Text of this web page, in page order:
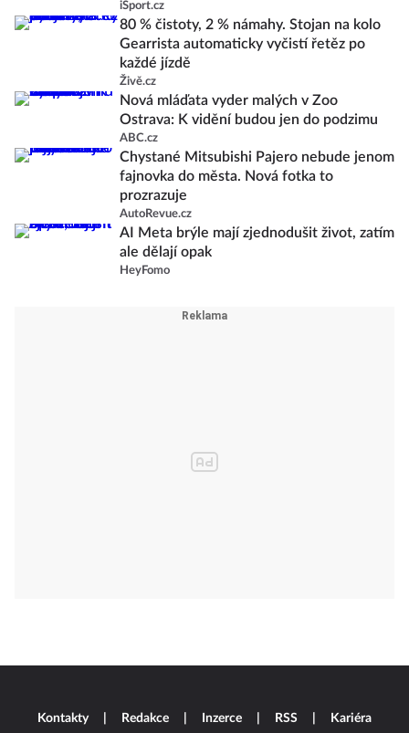
iSport.cz
80 % čistoty, 2 % námahy. Stojan na kolo
Gearrista automaticky vyčistí řetěz po
každé jízdě
Živě.cz
Nová mláďata vyder malých v Zoo
Ostrava: K vidění budou jen do podzimu
ABC.cz
Chystané Mitsubishi Pajero nebude jenom
fajnovka do města. Nová fotka to
prozrazuje
AutoRevue.cz
AI Meta brýle mají zjednodušit život, zatím
ale dělají opak
HeyFomo
Kontakty Redakce Inzerce RSS Kariéra